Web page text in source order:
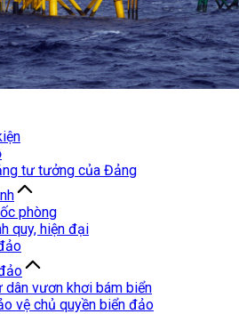
tư tưởng của Đảng
phòng
quy, hiện đại
vươn khơi bám biển
vệ chủ quyền biển đảo